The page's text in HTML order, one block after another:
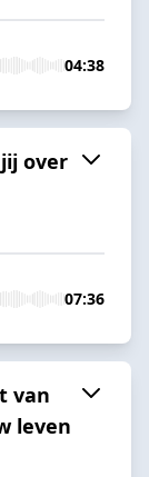
04:38
jij over
07:36
van
leven